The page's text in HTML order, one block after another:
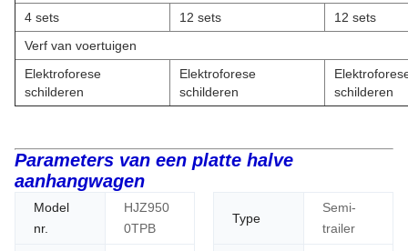
4 sets
12 sets
12 sets
Verf van voertuigen
Elektroforese
schilderen
Elektroforese
schilderen
schilderen
Parameters van een platte halve
aanhangwagen
Model
nr.
HJZ950
0TPB
Type
Semi-
trailer